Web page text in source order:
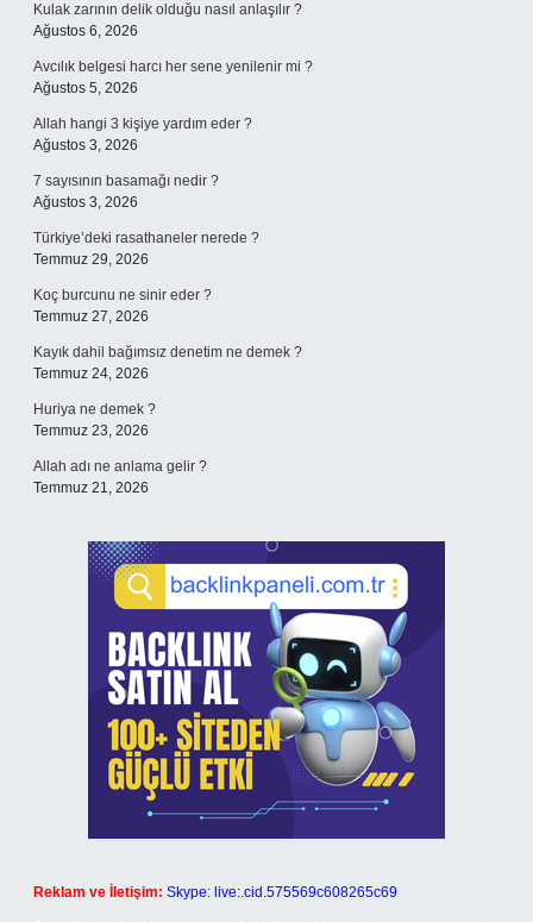
Kulak zarının delik olduğu nasıl anlaşılır ?
Ağustos 6, 2026
Avcılık belgesi harcı her sene yenilenir mi ?
Ağustos 5, 2026
Allah hangi 3 kişiye yardım eder ?
Ağustos 3, 2026
7 sayısının basamağı nedir ?
Ağustos 3, 2026
Türkiye’deki rasathaneler nerede ?
Temmuz 29, 2026
Koç burcunu ne sinir eder ?
Temmuz 27, 2026
Kayık dahil bağımsız denetim ne demek ?
Temmuz 24, 2026
Huriya ne demek ?
Temmuz 23, 2026
Allah adı ne anlama gelir ?
Temmuz 21, 2026
Reklam ve İletişim: Skype: live:.cid.575569c608265c69